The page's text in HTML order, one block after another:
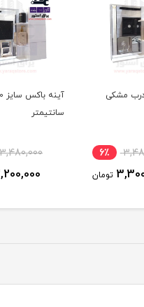
مشکی
6٪
تومان
سانتیمتر
3,480,000